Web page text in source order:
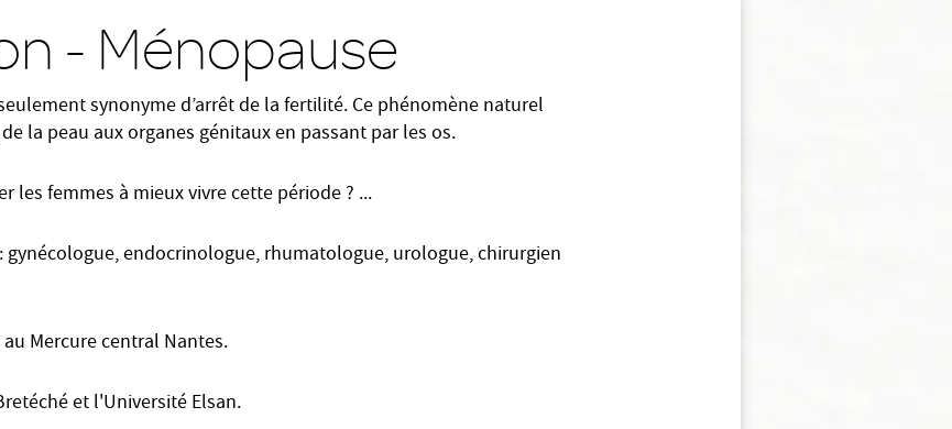
- Ménopause
synonyme d’arrêt de la fertilité. Ce phénomène naturel
la peau aux organes génitaux en passant par les os.
les femmes à mieux vivre cette période ? ...
gynécologue, endocrinologue, rhumatologue, urologue, chirurgien
Mercure central Nantes.
et l'Université Elsan.